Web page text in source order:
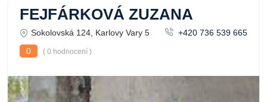
FEJFÁRKOVÁ ZUZANA
Sokolovská 124, Karlovy Vary 5
+420 736 539 665
0
( 0 hodnocení )